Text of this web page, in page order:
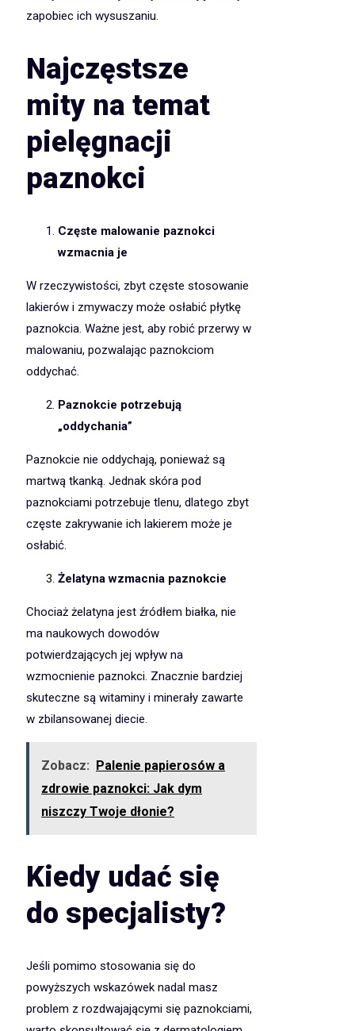
zapobiec ich wysuszaniu.
Najczęstsze
mity na temat
pielęgnacji
paznokci
Częste malowanie paznokci
wzmacnia je
W rzeczywistości, zbyt częste stosowanie
lakierów i zmywaczy może osłabić płytkę
paznokcia. Ważne jest, aby robić przerwy w
malowaniu, pozwalając paznokciom
oddychać.
Paznokcie potrzebują
„oddychania”
Paznokcie nie oddychają, ponieważ są
martwą tkanką. Jednak skóra pod
paznokciami potrzebuje tlenu, dlatego zbyt
częste zakrywanie ich lakierem może je
osłabić.
Żelatyna wzmacnia paznokcie
Chociaż żelatyna jest źródłem białka, nie
ma naukowych dowodów
potwierdzających jej wpływ na
wzmocnienie paznokci. Znacznie bardziej
skuteczne są witaminy i minerały zawarte
w zbilansowanej diecie.
Zobacz:
Palenie papierosów a
zdrowie paznokci: Jak dym
niszczy Twoje dłonie?
Kiedy udać się
do specjalisty?
Jeśli pomimo stosowania się do
powyższych wskazówek nadal masz
problem z rozdwajającymi się paznokciami,